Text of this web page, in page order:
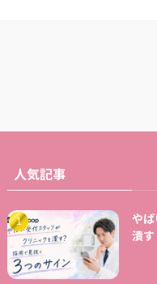
人気記事
や
潰